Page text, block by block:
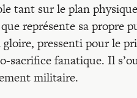
tant sur le plan
représente sa
gloire, pressenti pour le
fanatique. Il
militaire.